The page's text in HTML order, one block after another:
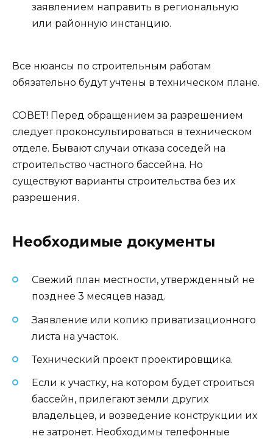
заявлением направить в региональную
или районную инстанцию.
Все нюансы по строительным работам
обязательно будут учтены в техническом плане.
СОВЕТ! Перед обращением за разрешением
следует проконсультироваться в техническом
отделе. Бывают случаи отказа соседей на
строительство частного бассейна. Но
существуют варианты строительства без их
разрешения.
Необходимые документы
Свежий план местности, утвержденный не
позднее 3 месяцев назад.
Заявление или копию приватизационного
листа на участок.
Технический проект проектировщика.
Если к участку, на котором будет строиться
бассейн, прилегают земли других
владельцев, и возведение конструкции их
не затронет. Необходимы телефонные